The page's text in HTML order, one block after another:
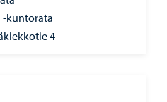
-kuntorata
4